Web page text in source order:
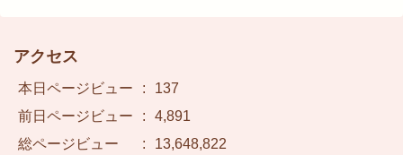
アクセス
本日ページビュー :
137
前日ページビュー
:
4,891
総ページビュー
: 13,648,822